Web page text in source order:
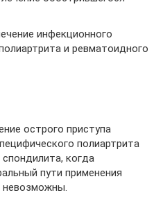
инфекционного
и ревматоидного
острого приступа
полиартрита
когда
пути применения